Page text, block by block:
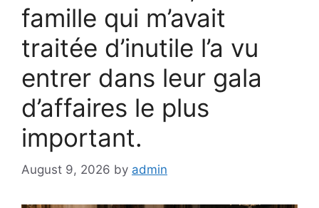
famille qui m’avait
traitée d’inutile l’a vu
entrer dans leur gala
d’affaires le plus
important.
August 9, 2026 by admin